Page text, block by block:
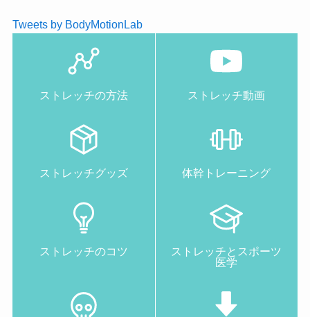
Tweets by BodyMotionLab
ストレッチの方法 ストレッチ動画
ストレッチグッズ 体幹トレーニング
ストレッチのコツ
ストレッチとスポーツ
医学